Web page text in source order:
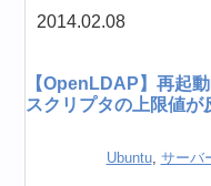
2014.02.08
【OpenLDAP】再起
スクリプタの上限値が
Ubuntu, サーバ